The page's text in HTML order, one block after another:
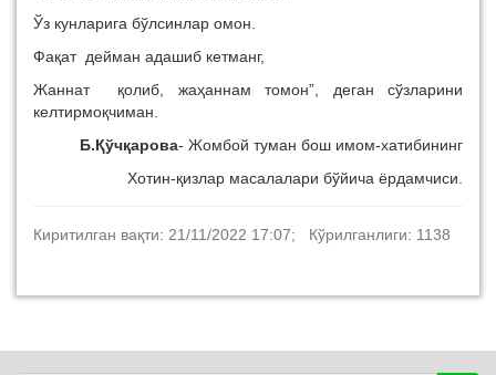
Ўз кунларига бўлсинлар омон.
Фақат дейман адашиб кетманг,
Жаннат қолиб, жаҳаннам томон”, деган сўзларини
келтирмоқчиман.
Б.Қўчқарова- Жомбой туман бош имом-хатибининг
Хотин-қизлар масалалари бўйича ёрдамчиси.
Киритилган вақти: 21/11/2022 17:07; Кўрилганлиги: 1138